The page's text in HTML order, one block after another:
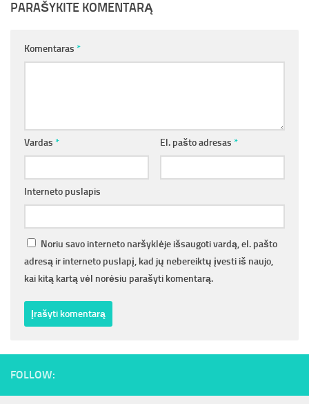
PARAŠYKITE KOMENTARĄ
Komentaras *
Vardas * El. pašto adresas *
Interneto puslapis
Noriu savo interneto naršyklėje išsaugoti vardą, el. pašto
adresą ir interneto puslapį, kad jų nebereiktų įvesti iš naujo,
kai kitą kartą vėl norėsiu parašyti komentarą.
FOLLOW: